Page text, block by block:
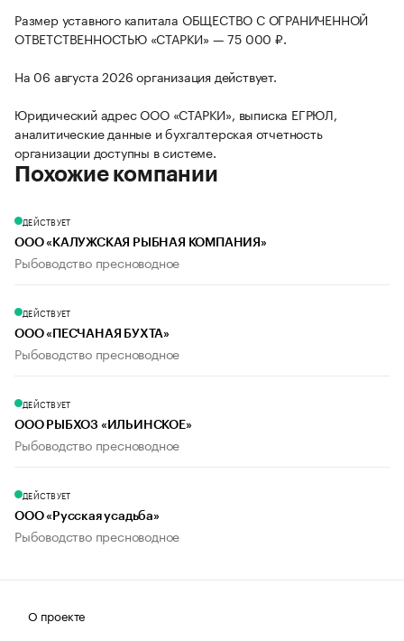
Размер уставного капитала ОБЩЕСТВО С ОГРАНИЧЕННОЙ
ОТВЕТСТВЕННОСТЬЮ «СТАРКИ» — 75 000 ₽.
На 06 августа 2026 организация действует.
Юридический адрес ООО «СТАРКИ», выписка ЕГРЮЛ,
аналитические данные и бухгалтерская отчетность
организации доступны в системе.
Похожие компании
ДЕЙСТВУЕТ
ООО «КАЛУЖСКАЯ РЫБНАЯ КОМПАНИЯ»
Рыбоводство пресноводное
ДЕЙСТВУЕТ
ООО «ПЕСЧАНАЯ БУХТА»
Рыбоводство пресноводное
ДЕЙСТВУЕТ
ООО РЫБХОЗ «ИЛЬИНСКОЕ»
Рыбоводство пресноводное
ДЕЙСТВУЕТ
ООО «Русская усадьба»
Рыбоводство пресноводное
О проекте